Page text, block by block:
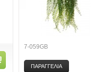
7-059GB
ΠΑΡΑΓΓΕΛΙΑ